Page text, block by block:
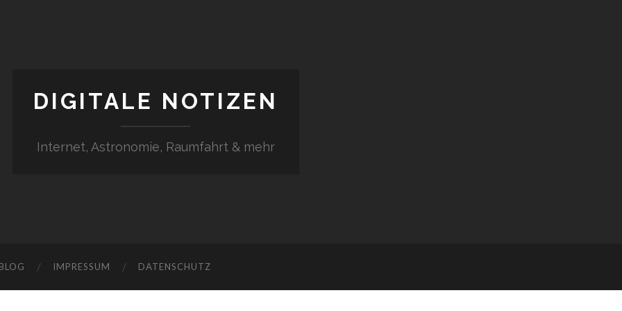
DIGITALE NOTIZEN
Internet, Astronomie, Raumfahrt & mehr
IMPRESSUM DATENSCHUTZ